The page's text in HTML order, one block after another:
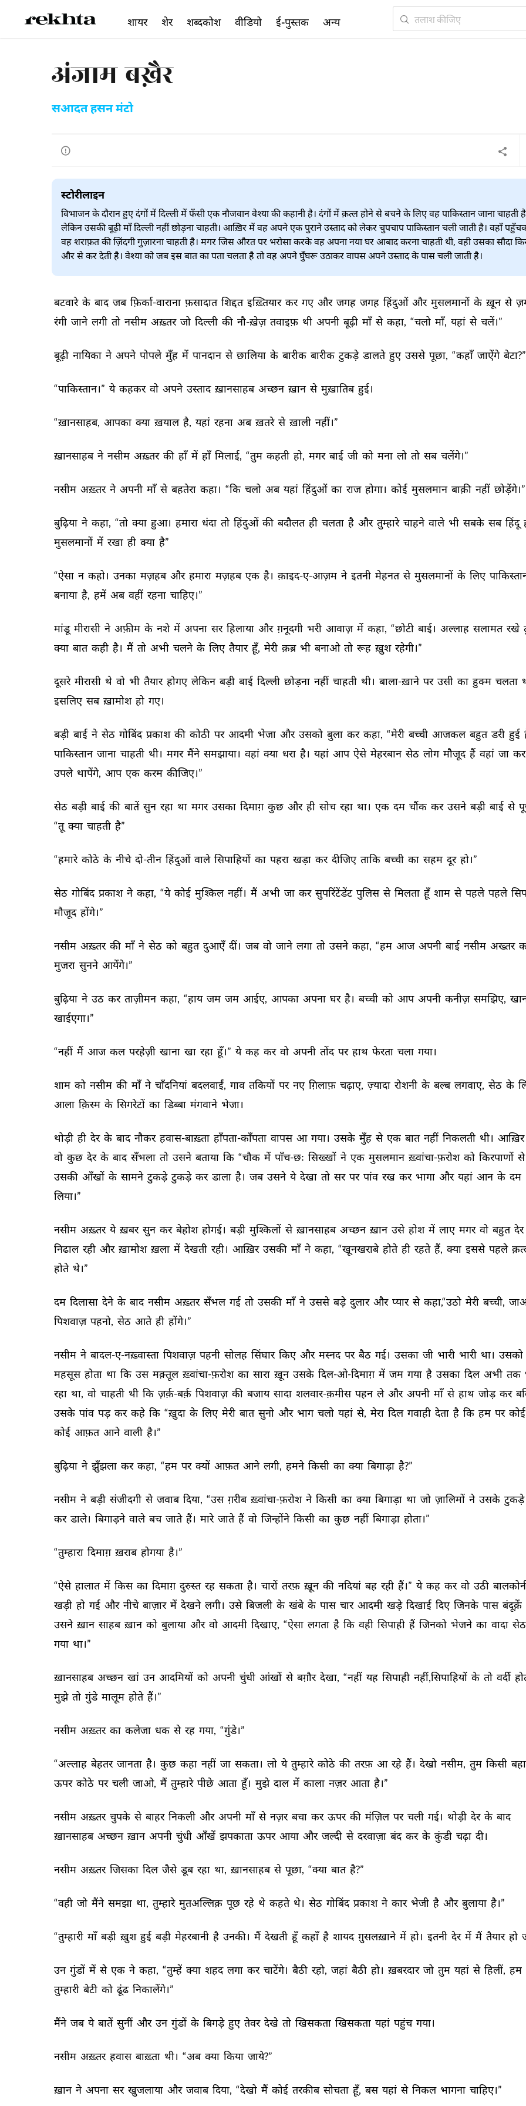
अंजाम बख़ैर
सआदत हसन मंटो
स्टोरीलाइन
विभाजन के दौरान हुए दंगों में दिल्ली में फँसी एक नौजवान वेश्या की कहानी है। दंगों में क़त्ल होने से बचने के लिए वह पाकिस्तान जाना चाहती
लेकिन उसकी बूढ़ी माँ दिल्ली नहीं छोड़ना चाहती। आख़िर में वह अपने एक पुराने उस्ताद को लेकर चुपचाप पाकिस्तान चली जाती है। वहाँ
वह शराफ़त की ज़िंदगी गुज़ारना चाहती है। मगर जिस औरत पर भरोसा करके वह अपना नया घर आबाद करना चाहती थी, वही उसका सौदा
और से कर देती है। वेश्या को जब इस बात का पता चलता है तो वह अपने घुँघरू उठाकर वापस अपने उस्ताद के पास चली जाती है।
बटवारे के बाद जब फ़िर्का-वाराना फ़सादात शिद्दत इख़्तियार कर गए और जगह जगह हिंदुओं और मुसलमानों के ख़ून से
रंगी जाने लगी तो नसीम अख़्तर जो दिल्ली की नौ-ख़ेज़ तवाइफ़ थी अपनी बूढ़ी माँ से कहा, “चलो माँ, यहां से चलें।”
बूढ़ी नायिका ने अपने पोपले मुँह में पानदान से छालिया के बारीक बारीक टुकड़े डालते हुए उससे पूछा, “कहाँ जाऐंगे बेटा?”
“पाकिस्तान।” ये कहकर वो अपने उस्ताद ख़ानसाहब अच्छन ख़ान से मुख़ातिब हुई।
“ख़ानसाहब, आपका क्या ख़याल है, यहां रहना अब ख़तरे से ख़ाली नहीं।”
ख़ानसाहब ने नसीम अख़्तर की हाँ में हाँ मिलाई, “तुम कहती हो, मगर बाई जी को मना लो तो सब चलेंगे।”
नसीम अख़्तर ने अपनी माँ से बहतेरा कहा। “कि चलो अब यहां हिंदुओं का राज होगा। कोई मुसलमान बाक़ी नहीं छोड़ेंगे।”
बुढ़िया ने कहा, “तो क्या हुआ। हमारा धंदा तो हिंदुओं की बदौलत ही चलता है और तुम्हारे चाहने वाले भी सबके सब हिंदू
मुसलमानों में रखा ही क्या है”
“ऐसा न कहो। उनका मज़हब और हमारा मज़हब एक है। क़ाइद-ए-आज़म ने इतनी मेहनत से मुसलमानों के लिए
बनाया है, हमें अब वहीं रहना चाहिए।”
मांडू मीरासी ने अफ़ीम के नशे में अपना सर हिलाया और ग़नूदगी भरी आवाज़ में कहा, “छोटी बाई। अल्लाह सलामत रखे
क्या बात कही है। मैं तो अभी चलने के लिए तैयार हूँ, मेरी क़ब्र भी बनाओ तो रूह ख़ुश रहेगी।”
दूसरे मीरासी थे वो भी तैयार होगए लेकिन बड़ी बाई दिल्ली छोड़ना नहीं चाहती थी। बाला-ख़ाने पर उसी का हुक्म चलता
इसलिए सब ख़ामोश हो गए।
बड़ी बाई ने सेठ गोबिंद प्रकाश की कोठी पर आदमी भेजा और उसको बुला कर कहा, “मेरी बच्ची आजकल बहुत डरी हुई
पाकिस्तान जाना चाहती थी। मगर मैंने समझाया। वहां क्या धरा है। यहां आप ऐसे मेहरबान सेठ लोग मौजूद हैं वहां जा कर
उपले थापेंगे, आप एक करम कीजिए।”
सेठ बड़ी बाई की बातें सुन रहा था मगर उसका दिमाग़ कुछ और ही सोच रहा था। एक दम चौंक कर उसने बड़ी बाई से
“तू क्या चाहती है”
“हमारे कोठे के नीचे दो-तीन हिंदुओं वाले सिपाहियों का पहरा खड़ा कर दीजिए ताकि बच्ची का सहम दूर हो।”
सेठ गोबिंद प्रकाश ने कहा, “ये कोई मुश्किल नहीं। मैं अभी जा कर सुपरिंटेंडेंट पुलिस से मिलता हूँ शाम से पहले पहले
मौजूद होंगे।”
नसीम अख़्तर की माँ ने सेठ को बहुत दुआएँ दीं। जब वो जाने लगा तो उसने कहा, “हम आज अपनी बाई नसीम अख्तर
मुजरा सुनने आयेंगे।”
बुढ़िया ने उठ कर ताज़ीमन कहा, “हाय जम जम आईए, आपका अपना घर है। बच्ची को आप अपनी कनीज़ समझिए,
खाईएगा।”
“नहीं मैं आज कल परहेज़ी खाना खा रहा हूँ।” ये कह कर वो अपनी तोंद पर हाथ फेरता चला गया।
शाम को नसीम की माँ ने चाँदनियां बदलवाईं, गाव तकियों पर नए ग़िलाफ़ चढ़ाए, ज़्यादा रोशनी के बल्ब लगवाए, सेठ के
आला क़िस्म के सिगरेटों का डिब्बा मंगवाने भेजा।
थोड़ी ही देर के बाद नौकर हवास-बाख़्ता हाँपता-काँपता वापस आ गया। उसके मुँह से एक बात नहीं निकलती थी। आख़िर
वो कुछ देर के बाद सँभला तो उसने बताया कि “चौक में पाँच-छः सिख्खों ने एक मुसलमान ख़्वांचा-फ़रोश को किरपाणों से
उसकी आँखों के सामने टुकड़े टुकड़े कर डाला है। जब उसने ये देखा तो सर पर पांव रख कर भागा और यहां आन के दम
लिया।”
नसीम अख़्तर ये ख़बर सुन कर बेहोश होगई। बड़ी मुश्किलों से ख़ानसाहब अच्छन ख़ान उसे होश में लाए मगर वो बहुत देर
निढाल रही और ख़ामोश ख़ला में देखती रही। आख़िर उसकी माँ ने कहा, “खूनखराबे होते ही रहते हैं, क्या इससे पहले
होते थे।”
दम दिलासा देने के बाद नसीम अख़्तर सँभल गई तो उसकी माँ ने उससे बड़े दुलार और प्यार से कहा,“उठो मेरी बच्ची,
पिशवाज़ पहनो, सेठ आते ही होंगे।”
नसीम ने बादल-ए-नख़्वास्ता पिशवाज़ पहनी सोलह सिंघार किए और मस्नद पर बैठ गई। उसका जी भारी भारी था। उसको
महसूस होता था कि उस मक़्तूल ख़्वांचा-फ़रोश का सारा ख़ून उसके दिल-ओ-दिमाग़ में जम गया है उसका दिल अभी तक
रहा था, वो चाहती थी कि ज़र्क़-बर्क़ पिशवाज़ की बजाय सादा शलवार-क़मीस पहन ले और अपनी माँ से हाथ जोड़ कर
उसके पांव पड़ कर कहे कि “ख़ुदा के लिए मेरी बात सुनो और भाग चलो यहां से, मेरा दिल गवाही देता है कि हम पर कोई
कोई आफ़त आने वाली है।”
बुढ़िया ने झुँझला कर कहा, “हम पर क्यों आफ़त आने लगी, हमने किसी का क्या बिगाड़ा है?”
नसीम ने बड़ी संजीदगी से जवाब दिया, “उस ग़रीब ख़्वांचा-फ़रोश ने किसी का क्या बिगाड़ा था जो ज़ालिमों ने उसके टुकड़े
कर डाले। बिगाड़ने वाले बच जाते हैं। मारे जाते हैं वो जिन्होंने किसी का कुछ नहीं बिगाड़ा होता।”
“तुम्हारा दिमाग़ ख़राब होगया है।”
“ऐसे हालात में किस का दिमाग़ दुरुस्त रह सकता है। चारों तरफ़ ख़ून की नदियां बह रही हैं।” ये कह कर वो उठी
खड़ी हो गई और नीचे बाज़ार में देखने लगी। उसे बिजली के खंबे के पास चार आदमी खड़े दिखाई दिए जिनके पास बंदूक़ें
उसने ख़ान साहब ख़ान को बुलाया और वो आदमी दिखाए, “ऐसा लगता है कि वही सिपाही हैं जिनको भेजने का वादा सेठ
गया था।”
ख़ानसाहब अच्छन खां उन आदमियों को अपनी चुंधी आंखों से बग़ौर देखा, “नहीं यह सिपाही नहीं,सिपाहियों के तो वर्दी
मुझे तो गुंडे मालूम होते हैं।”
नसीम अख़्तर का कलेजा धक से रह गया, “गुंडे।”
“अल्लाह बेहतर जानता है। कुछ कहा नहीं जा सकता। लो ये तुम्हारे कोठे की तरफ़ आ रहे हैं। देखो नसीम, तुम किसी
ऊपर कोठे पर चली जाओ, मैं तुम्हारे पीछे आता हूँ। मुझे दाल में काला नज़र आता है।”
नसीम अख़्तर चुपके से बाहर निकली और अपनी माँ से नज़र बचा कर ऊपर की मंज़िल पर चली गई। थोड़ी देर के बाद
ख़ानसाहब अच्छन ख़ान अपनी चुंधी आँखें झपकाता ऊपर आया और जल्दी से दरवाज़ा बंद कर के कुंडी चढ़ा दी।
नसीम अख़्तर जिसका दिल जैसे डूब रहा था, ख़ानसाहब से पूछा, “क्या बात है?”
“वही जो मैंने समझा था, तुम्हारे मुतअल्लिक़ पूछ रहे थे कहते थे। सेठ गोबिंद प्रकाश ने कार भेजी है और बुलाया है।”
“तुम्हारी माँ बड़ी ख़ुश हुई बड़ी मेहरबानी है उनकी। मैं देखती हूँ कहाँ है शायद ग़ुसलख़ाने में हो। इतनी देर में मैं तैयार हो
उन गुंडों में से एक ने कहा, “तुम्हें क्या शहद लगा कर चाटेंगे। बैठी रहो, जहां बैठी हो। ख़बरदार जो तुम यहां से हिलीं, हम
तुम्हारी बेटी को ढूंढ निकालेंगे।”
मैंने जब ये बातें सुनीं और उन गुंडों के बिगड़े हुए तेवर देखे तो खिसकता खिसकता यहां पहुंच गया।
नसीम अख़्तर हवास बाख़्ता थी। “अब क्या किया जाये?”
ख़ान ने अपना सर खुजलाया और जवाब दिया, “देखो मैं कोई तरकीब सोचता हूँ, बस यहां से निकल भागना चाहिए।”
शायर शेर शब्दकोश वीडियो ई-पुस्तक अन्य